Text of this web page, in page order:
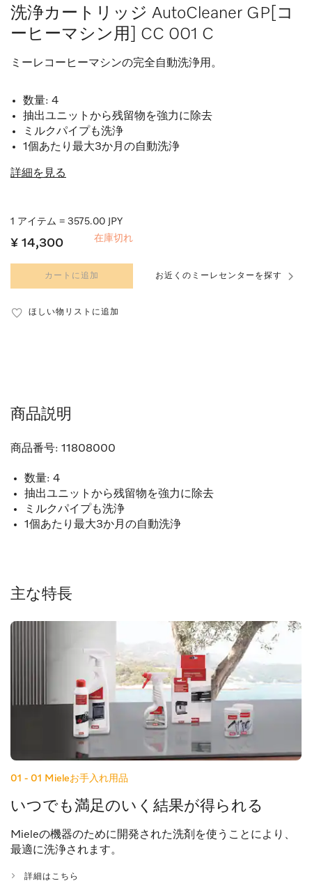
洗浄カートリッジ AutoCleaner GP[コ
ーヒーマシン用] CC 001 C
ミーレコーヒーマシンの完全自動洗浄用。
数量: 4
抽出ユニットから残留物を強力に除去
ミルクパイプも洗浄
1個あたり最大3か月の自動洗浄
詳細を見る
1 アイテム = 3575.00 JPY
¥ 14,300 在庫切れ
カートに追加 お近くのミーレセンターを探す
ほしい物リストに追加
商品説明
商品番号: 11808000
数量: 4
抽出ユニットから残留物を強力に除去
ミルクパイプも洗浄
1個あたり最大3か月の自動洗浄
主な特長
01 - 01 Mieleお手入れ用品
いつでも満足のいく結果が得られる
Mieleの機器のために開発された洗剤を使うことにより、
最適に洗浄されます。
詳細はこちら